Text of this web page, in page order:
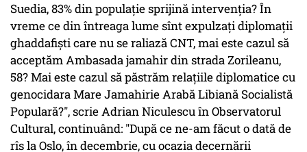
Suedia, 83% din populaţie sprijină intervenţia? În
vreme ce din întreaga lume sînt expulzaţi diplomaţii
ghaddafişti care nu se raliază CNT, mai este cazul să
acceptăm Ambasada jamahir din strada Zorileanu,
58? Mai este cazul să păstrăm relaţiile diplomatice cu
genocidara Mare Jamahirie Arabă Libiană Socialistă
Populară?", scrie Adrian Niculescu în Observatorul
Cultural, continuând: "După ce ne-am făcut o dată de
rîs la Oslo, în decembrie, cu ocazia decernării